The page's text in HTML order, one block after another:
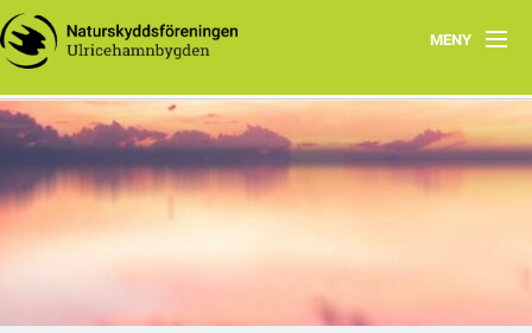
MENY
Hem
Verksamhetsberättelser
Vad du kan göra
Ulricehamnsbygden
Välkommen till Ulricehamnsbygden